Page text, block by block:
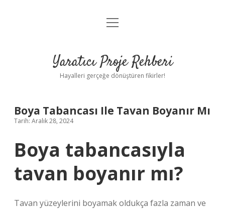
Anasayfa
Yasal Uyarı
menüyü
Yaratıcı Proje Rehberi
Hayalleri gerçeğe dönüştüren fikirler!
Boya Tabancası Ile Tavan Boyanır Mı
Tarih: Aralık 28, 2024
Boya tabancasıyla
tavan boyanır mı?
Tavan yüzeylerini boyamak oldukça fazla zaman ve